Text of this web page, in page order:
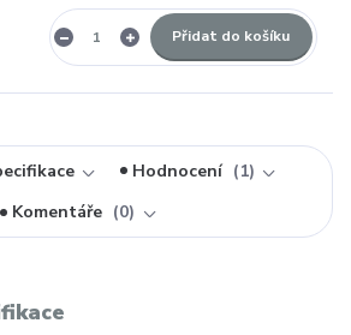
Přidat do košíku
Hodnocení
1
Komentáře
0